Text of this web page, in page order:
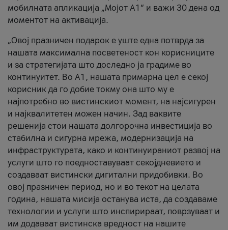
мобилната апликација „Мојот А1“ и важи 30 дена од
моментот на активација.
„Овој празничен подарок е уште една потврда за
нашата максимална посветеност кон корисниците
и за стратегијата што доследно ја градиме во
континуитет. Во А1, нашата примарна цел е секој
корисник да го добие токму она што му е
најпотребно во вистинскиот момент, на најсигурен
и најквалитетен можен начин. Зад ваквите
решенија стои нашата долгорочна инвестиција во
стабилна и сигурна мрежа, модернизација на
инфраструктурата, како и континуираниот развој на
услуги што го поедноставуваат секојдневието и
создаваат вистински дигитални придобивки. Во
овој празничен период, но и во текот на целата
година, нашата мисија останува иста, да создаваме
технологии и услуги што инспирираат, поврзуваат и
им додаваат вистинска вредност на нашите